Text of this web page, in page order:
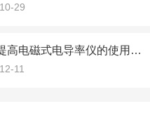
29
如何提高电磁式电导率仪的使用效率？
11